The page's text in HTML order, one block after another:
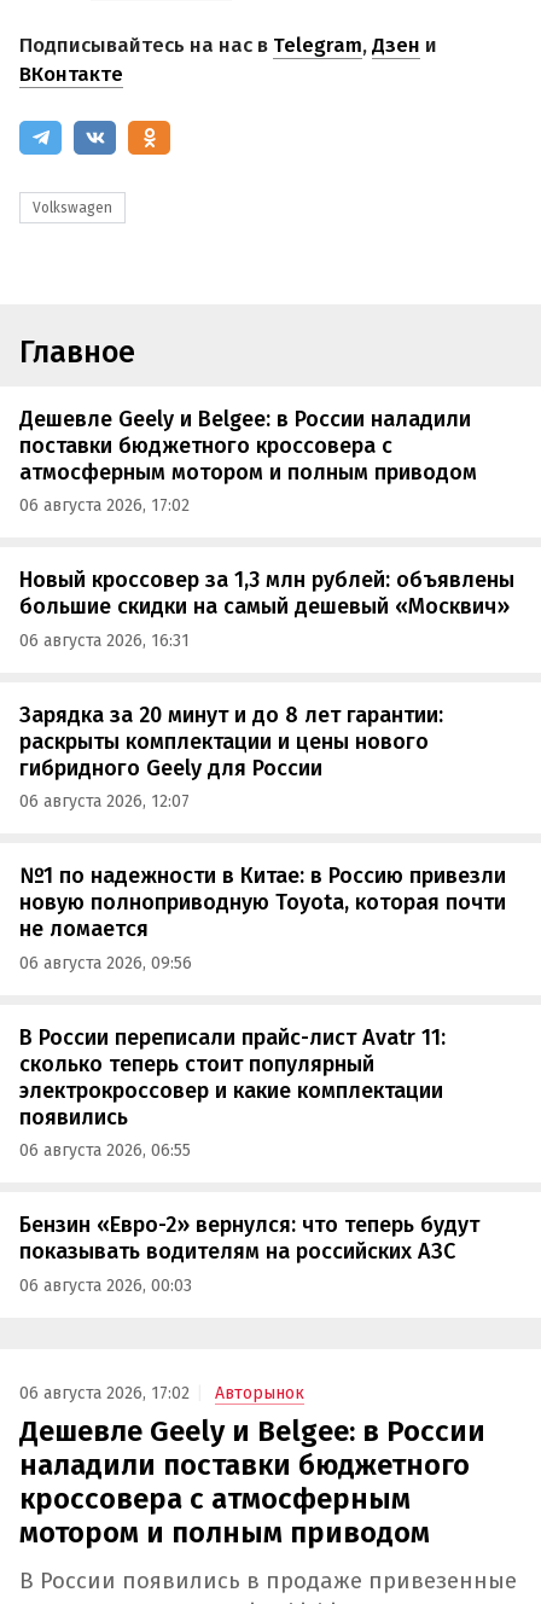
Подписывайтесь на нас в Telegram,Дзен и
ВКонтакте
Volkswagen
Главное
Дешевле Geely и Belgee: в России наладили
поставки бюджетного кроссовера с
атмосферным мотором и полным приводом
06 августа 2026, 17:02
Новый кроссовер за 1,3 млн рублей: объявлены
большие скидки на самый дешевый «Москвич»
06 августа 2026, 16:31
Зарядка за 20 минут и до 8 лет гарантии:
раскрыты комплектации и цены нового
гибридного Geely для России
06 августа 2026, 12:07
№1 по надежности в Китае: в Россию привезли
новую полноприводную Toyota, которая почти
не ломается
06 августа 2026, 09:56
В России переписали прайс-лист Avatr 11:
сколько теперь стоит популярный
электрокроссовер и какие комплектации
появились
06 августа 2026, 06:55
Бензин «Евро-2» вернулся: что теперь будут
показывать водителям на российских АЗС
06 августа 2026, 00:03
06 августа 2026, 17:02 Авторынок
Дешевле Geely и Belgee: в России
наладили поставки бюджетного
кроссовера с атмосферным
мотором и полным приводом
В России появились в продаже привезенные